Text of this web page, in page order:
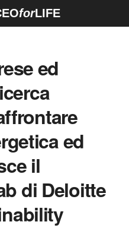
forLIFE
ed
ed
il
di Deloitte